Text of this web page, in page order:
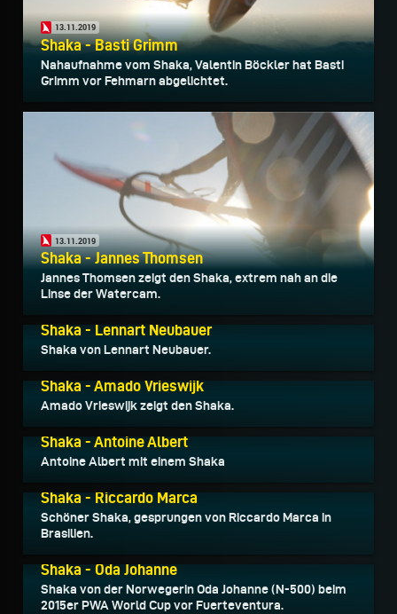
13.11.2019
Shaka - Basti Grimm
Nahaufnahme vom Shaka, Valentin Böckler hat Basti
Grimm vor Fehmarn abgelichtet.
13.11.2019
Shaka - Jannes Thomsen
Jannes Thomsen zeigt den Shaka, extrem nah an die
Linse der Watercam.
Shaka - Lennart Neubauer
Shaka von Lennart Neubauer.
Shaka - Amado Vrieswijk
Amado Vrieswijk zeigt den Shaka.
Shaka - Antoine Albert
Antoine Albert mit einem Shaka
Shaka - Riccardo Marca
Schöner Shaka, gesprungen von Riccardo Marca in
Brasilien.
Shaka - Oda Johanne
Shaka von der Norwegerin Oda Johanne (N-500) beim
2015er PWA World Cup vor Fuerteventura.